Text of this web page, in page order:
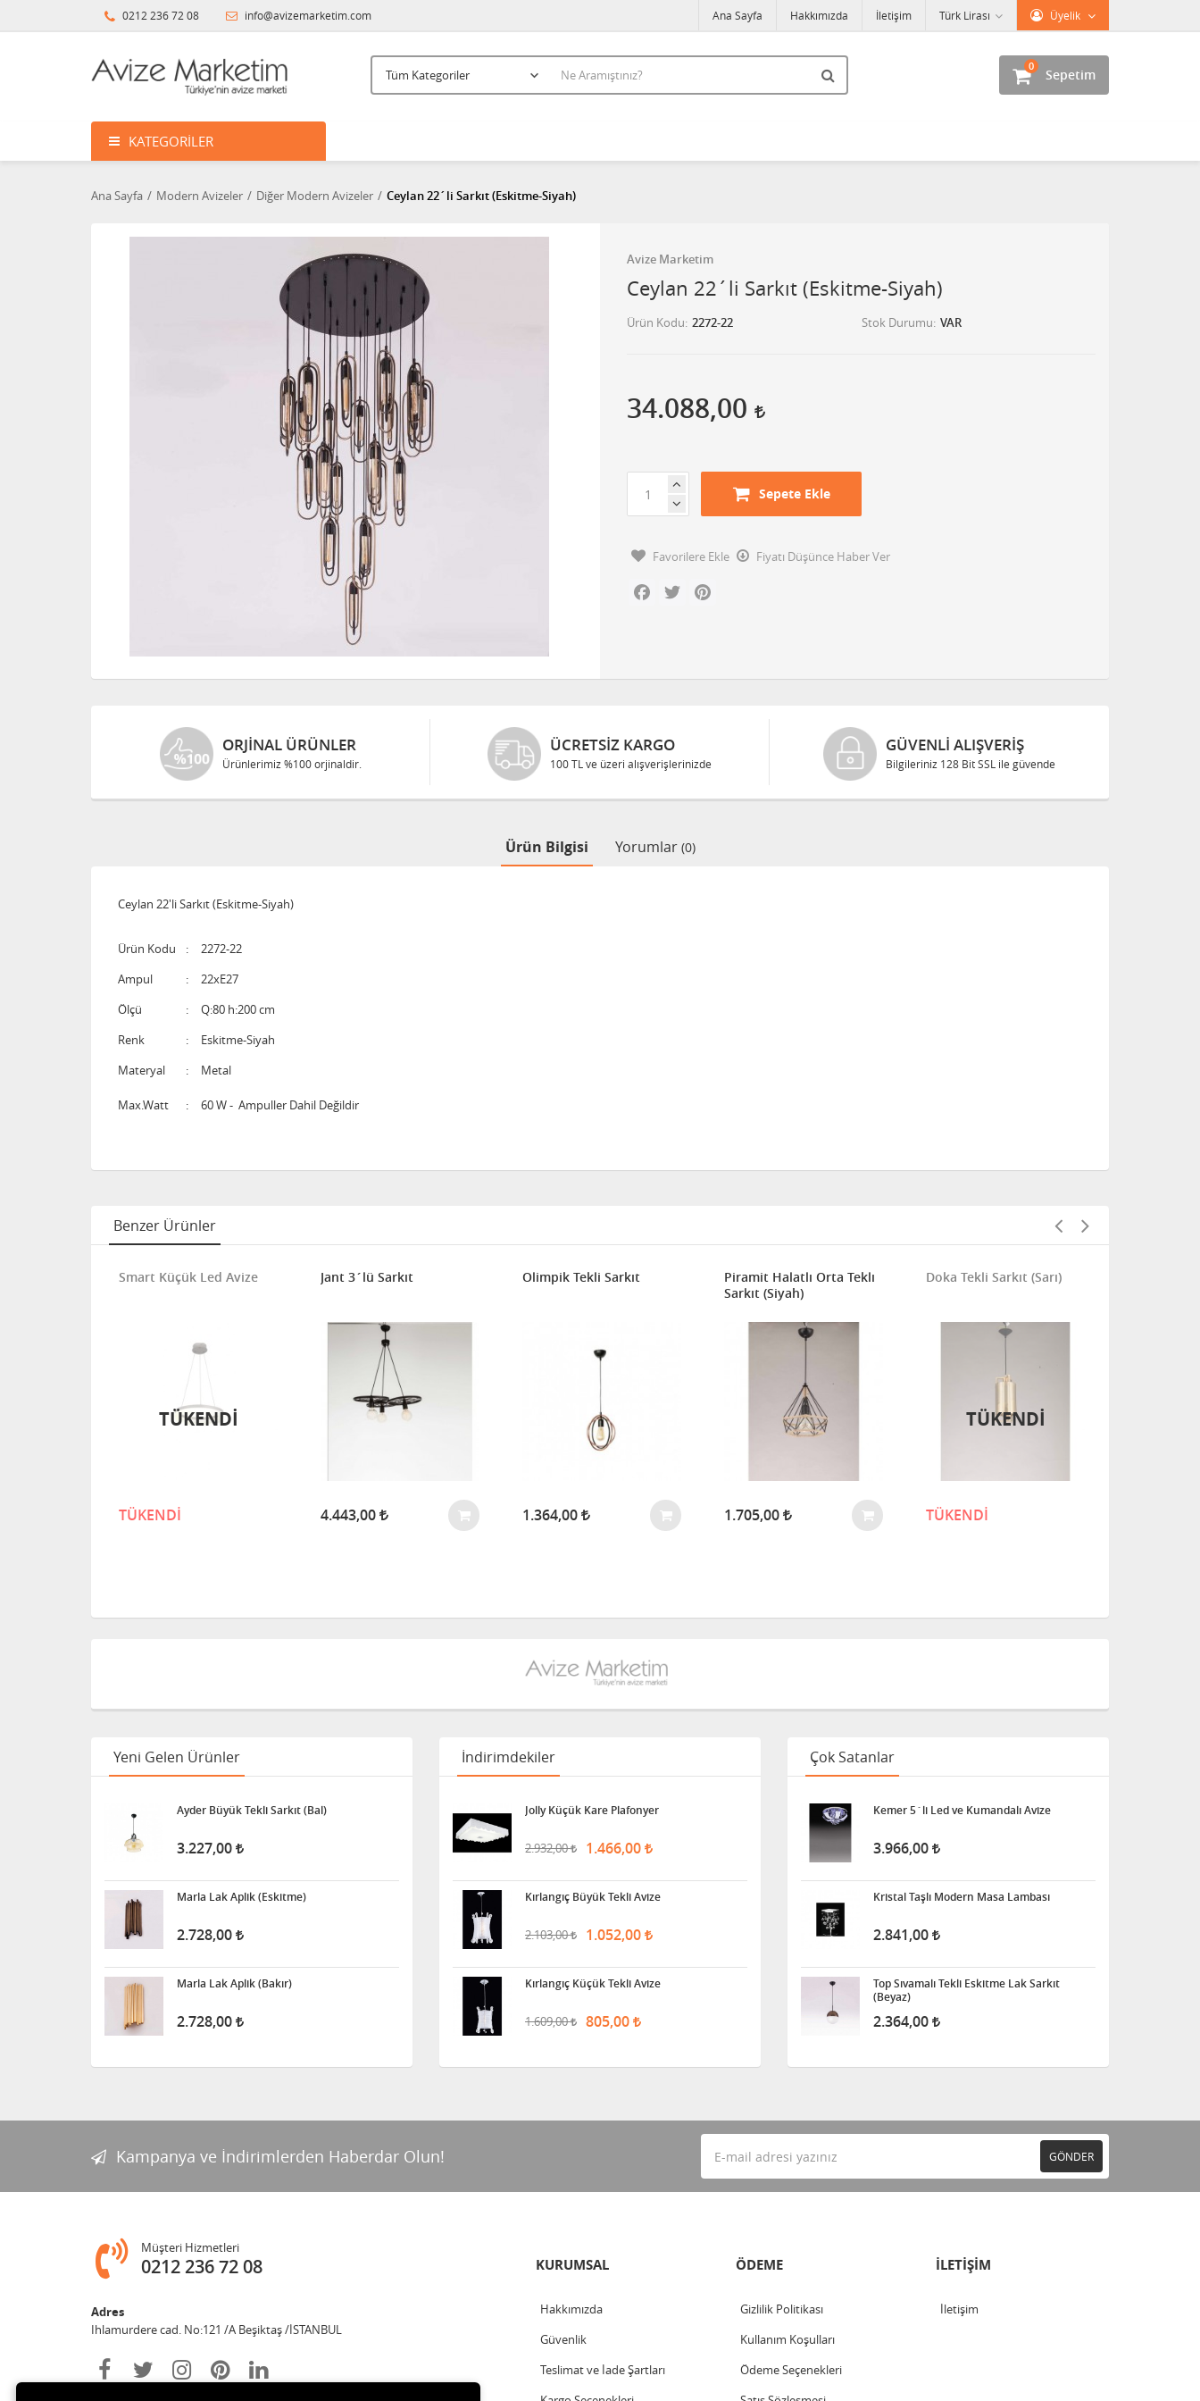
0212 236 72 08 info@avizemarketim.com Üyelik
Türk Lirası
Ana Sayfa Hakkımızda İletişim
Sepetim
0
KATEGORILER
Ana Sayfa Modern Avizeler Diğer Modern Avizeler Ceylan 22´li Sarkıt (Eskitme-Siyah)
Avize Marketim
Ceylan 22´li Sarkıt (Eskitme-Siyah)
Ürün Kodu 2272-22 Stok Durumu VAR
34.088,00
Sepete Ekle
Favorilere Ekle
Fiyatı Düşünce Haber Ver
Facebook
Twitter
ORJINAL ÜRÜNLER
Ürünlerimiz %100 orjinaldir.
ÜCRETSIZ KARGO
100 TL ve üzeri alışverişlerinizde
GÜVENLI ALIŞVERIŞ
Bilgileriniz 128 Bit SSL ile güvende
Ürün Bilgisi Yorumlar (0)
Ceylan 22'li Sarkıt (Eskitme-Siyah)
Ürün Kodu :
2272-22
Ampul
:
22xE27
Ölçü
:
Q:80 h:200 cm
Renk
:
Eskitme-Siyah
Materyal
: Metal
Max.Watt : 60 W - Ampuller Dahil Değildir
Benzer Ürünler
Smart Küçük Led Avize
TÜKENDİ
TÜKENDİ
Jant 3´lü Sarkıt
4.443,00
Olimpik Tekli Sarkıt
1.364,00
Piramit Halatlı Orta Teklı
Sarkıt (Siyah)
1.705,00
Doka Tekli Sarkıt (Sarı)
TÜKENDİ
TÜKENDİ
Yeni Gelen Ürünler
Ayder Büyük Tekli Sarkıt (Bal)
3.227,00
Marla Lak Aplik (Eskitme)
2.728,00
Marla Lak Aplik (Bakır)
2.728,00
İndirimdekiler
Jolly Küçük Kare Plafonyer
2.932,00 1.466,00
Kırlangıç Büyük Tekli Avize
2.103,00 1.052,00
Kırlangıç Küçük Tekli Avize
1.609,00 805,00
Çok Satanlar
Kemer 5´li Led ve Kumandalı Avize
3.966,00
Kristal Taşlı Modern Masa Lambası
2.841,00
Top Sıvamalı Tekli Eskitme Lak Sarkıt
(Beyaz)
2.364,00
Kampanya ve İndirimlerden Haberdar Olun! GÖNDER
Müşteri Hizmetleri
0212 236 72 08
Adres
Ihlamurdere cad. No:121 /A Beşiktaş /İSTANBUL
KURUMSAL
Hakkımızda
Güvenlik
Teslimat ve İade Şartları
ÖDEME
Gizlilik Politikası
Kullanım Koşulları
Ödeme Seçenekleri
İLETİŞİM
İletişim